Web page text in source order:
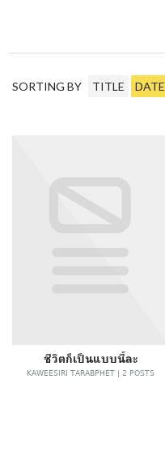
SORTING BY TITLE DATE
ชีวิตก็เป็นแบบนี้ละ
KAWEESIRI TARABPHET | 2 POSTS